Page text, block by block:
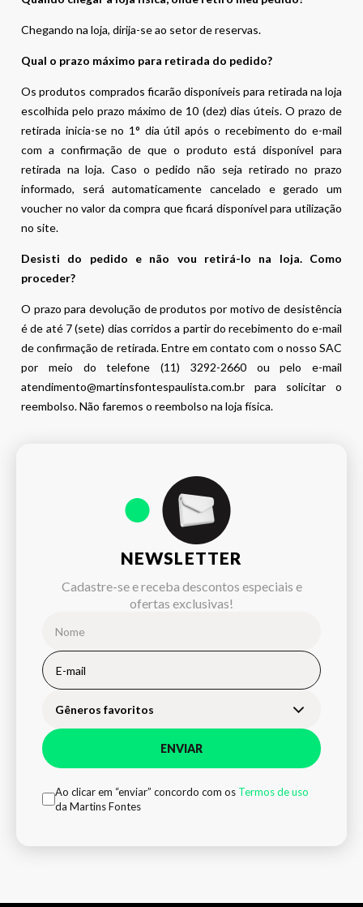
Chegando na loja, dirija-se ao setor de reservas.
Qual o prazo máximo para retirada do pedido?
Os produtos comprados ficarão disponíveis para retirada na loja
escolhida pelo prazo máximo de 10 (dez) dias úteis. O prazo de
retirada inicia-se no 1° dia útil após o recebimento do e-mail
com a confirmação de que o produto está disponível para
retirada na loja. Caso o pedido não seja retirado no prazo
informado, será automaticamente cancelado e gerado um
voucher no valor da compra que ficará disponível para utilização
no site.
Desisti do pedido e não vou retirá-lo na loja. Como
proceder?
O prazo para devolução de produtos por motivo de desistência
é de até 7 (sete) dias corridos a partir do recebimento do e-mail
de confirmação de retirada. Entre em contato com o nosso SAC
por meio do telefone (11) 3292-2660 ou pelo e-mail
atendimento@martinsfontespaulista.com.br para solicitar o
reembolso. Não faremos o reembolso na loja física.
NEWSLETTER
Cadastre-se e receba descontos especiais e
ofertas exclusivas!
Gêneros favoritos
ENVIAR
Ao clicar em “enviar” concordo com os Termos de uso
da Martins Fontes